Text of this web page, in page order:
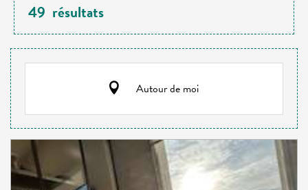
49 résultats
Autour de moi